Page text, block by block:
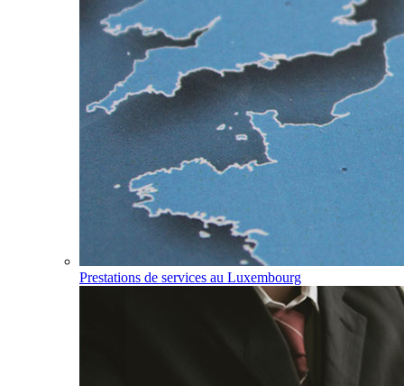
Prestations de services au Luxembourg